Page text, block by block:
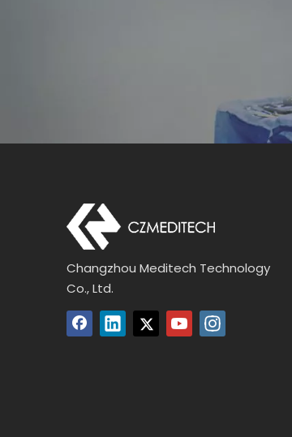
Changzhou Meditech Technology
Co., Ltd.